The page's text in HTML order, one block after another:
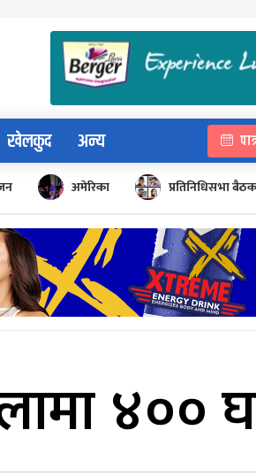
खेलकुद अन्य
अमेरिका प्रतिनिधिसभा बैठक
४००